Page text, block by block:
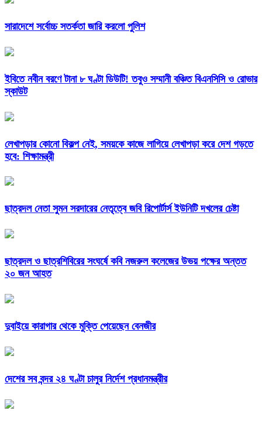
সারাদেশে সর্বোচ্চ সতর্কতা জারি করলো পুলিশ
ইবিতে নবীন বরণে টানা ৮ ঘণ্টা ডিউটি! তবুও সম্মানী বঞ্চিত বিএনসিসি ও রোভার
স্কাউট
লেখাপড়ার কোনো বিকল্প নেই, সময়কে কাজে লাগিয়ে লেখাপড়া করে দেশ গড়তে
হবে: শিক্ষামন্ত্রী
ছাত্রদল নেতা সুমন সরদারের নেতৃত্বে জবি রিপোর্টার্স ইউনিটি দখলের চেষ্টা
ছাত্রদল ও ছাত্রশিবিরের সংঘর্ষে কবি নজরুল কলেজের উভয় পক্ষের অন্তত
২০ জন আহত
দুবাইয়ে কারাগার থেকে মুক্তি পেয়েছেন বেনজীর
দেশের সব বন্দর ২৪ ঘণ্টা চালুর নির্দেশ প্রধানমন্ত্রীর